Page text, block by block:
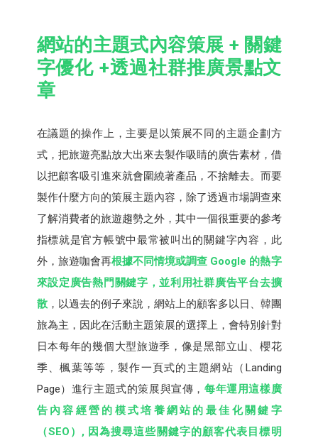
網站的主題式內容策展 + 關鍵
字優化 +透過社群推廣景點文
章
在議題的操作上，主要是以策展不同的主題企劃方
式，把旅遊亮點放大出來去製作吸睛的廣告素材，借
以把顧客吸引進來就會圍繞著產品，不捨離去。而要
製作什麼方向的策展主題內容，除了透過市場調查來
了解消費者的旅遊趨勢之外，其中一個很重要的參考
指標就是官方帳號中最常被叫出的關鍵字內容，此
外，旅遊咖會再根據不同情境或調查 Google 的熱字
來設定廣告熱門關鍵字，並利用社群廣告平台去擴
散，以過去的例子來說，網站上的顧客多以日、韓團
旅為主，因此在活動主題策展的選擇上，會特別針對
日本每年的幾個大型旅遊季，像是黑部立山、櫻花
季、楓葉等等，製作一頁式的主題網站（Landing
Page）進行主題式的策展與宣傳， 每年運用這樣廣
告內容經營的模式培養網站的最佳化關鍵字
（SEO）, 因為搜尋這些關鍵字的顧客代表目標明